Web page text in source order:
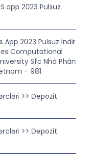
app 2023 Pulsuz
App 2023 Pulsuz Indir
Computational
Sfc Nhà Phân
– 981
>> Depozit
>> Depozit